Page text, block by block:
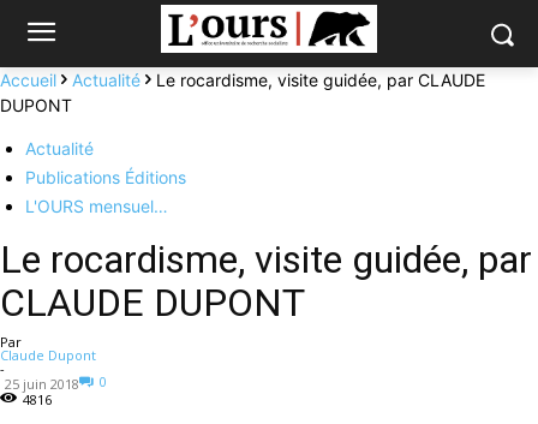
Accueil Actualité
Le rocardisme, visite guidée, par CLAUDE
DUPONT
Actualité
Publications Éditions
L'OURS mensuel…
Le rocardisme, visite guidée, par
CLAUDE DUPONT
Par
Claude Dupont
-
25 juin 2018
0
4816